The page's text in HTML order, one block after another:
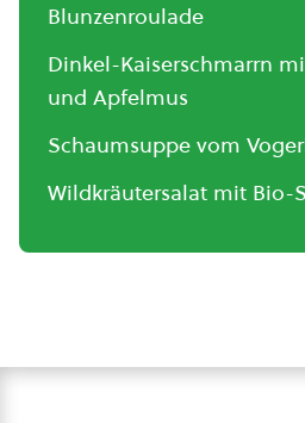
Blunzenroulade
Dinkel-Kaiserschmarrn
und Apfelmus
Schaumsuppe vom
Wildkräutersalat mit Bio-